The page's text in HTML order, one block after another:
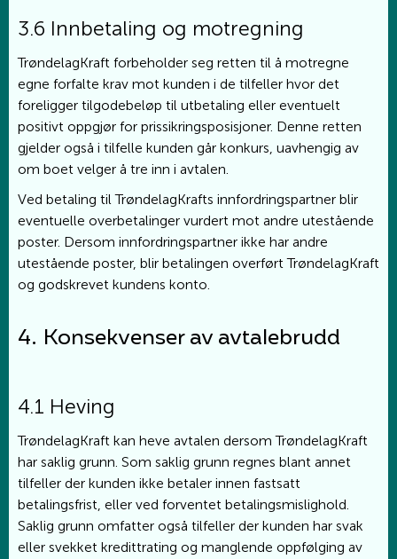
3.6 Innbetaling og motregning
TrøndelagKraft forbeholder seg retten til å motregne
egne forfalte krav mot kunden i de tilfeller hvor det
foreligger tilgodebeløp til utbetaling eller eventuelt
positivt oppgjør for prissikringsposisjoner. Denne retten
gjelder også i tilfelle kunden går konkurs, uavhengig av
om boet velger å tre inn i avtalen.
Ved betaling til TrøndelagKrafts innfordringspartner blir
eventuelle overbetalinger vurdert mot andre utestående
poster. Dersom innfordringspartner ikke har andre
utestående poster, blir betalingen overført TrøndelagKraft
og godskrevet kundens konto.
4. Konsekvenser av avtalebrudd
4.1 Heving
TrøndelagKraft kan heve avtalen dersom TrøndelagKraft
har saklig grunn. Som saklig grunn regnes blant annet
tilfeller der kunden ikke betaler innen fastsatt
betalingsfrist, eller ved forventet betalingsmislighold.
Saklig grunn omfatter også tilfeller der kunden har svak
eller svekket kredittrating og manglende oppfølging av